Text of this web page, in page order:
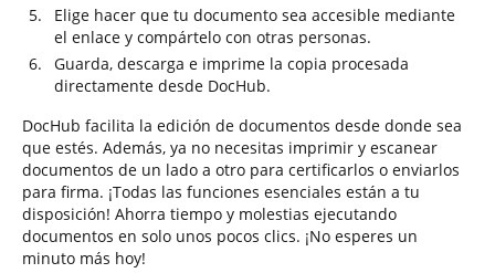
Elige hacer que tu documento sea accesible mediante
el enlace y compártelo con otras personas.
Guarda, descarga e imprime la copia procesada
directamente desde DocHub.
DocHub facilita la edición de documentos desde donde sea
que estés. Además, ya no necesitas imprimir y escanear
documentos de un lado a otro para certificarlos o enviarlos
para firma. ¡Todas las funciones esenciales están a tu
disposición! Ahorra tiempo y molestias ejecutando
documentos en solo unos pocos clics. ¡No esperes un
minuto más hoy!